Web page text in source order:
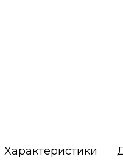
Характеристики